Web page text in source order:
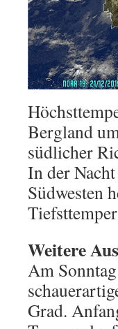
Bergland
südlicher
In der
Südwesten
Weitere
Am
Grad.